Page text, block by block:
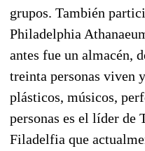
grupos. También
Philadelphia
antes fue un almacén,
treinta personas viven
plásticos, músicos,
personas es el líder de
Filadelfia que